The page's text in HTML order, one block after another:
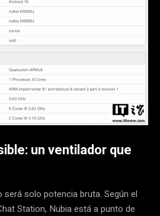
un ventilador que
será solo potencia bruta. Según el
Station, Nubia está a punto de